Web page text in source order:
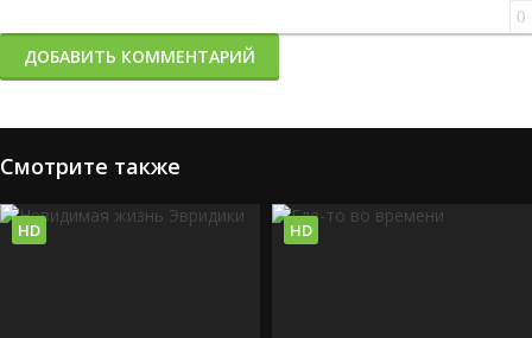
0
ДОБАВИТЬ КОММЕНТАРИЙ
Смотрите также
HD HD